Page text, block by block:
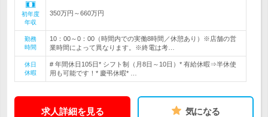
初年度
年収
350万円～660万円
勤務
時間
10：00～0：00（時間内での実働8時間／休憩あり）※店舗の営
業時間によって異なります。※終電は考…
休日
休暇
# 年間休日105日* シフト制（月8日～10日）* 有給休暇⇒半休使
用も可能です！* 慶弔休暇* …
求人詳細を見る 気になる